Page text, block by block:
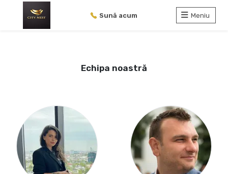
Sună acum Meniu
Echipa noastră